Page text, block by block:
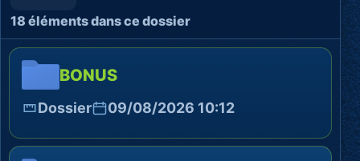
18 éléments dans ce dossier
BONUS
Dossier 09/08/2026 10:12